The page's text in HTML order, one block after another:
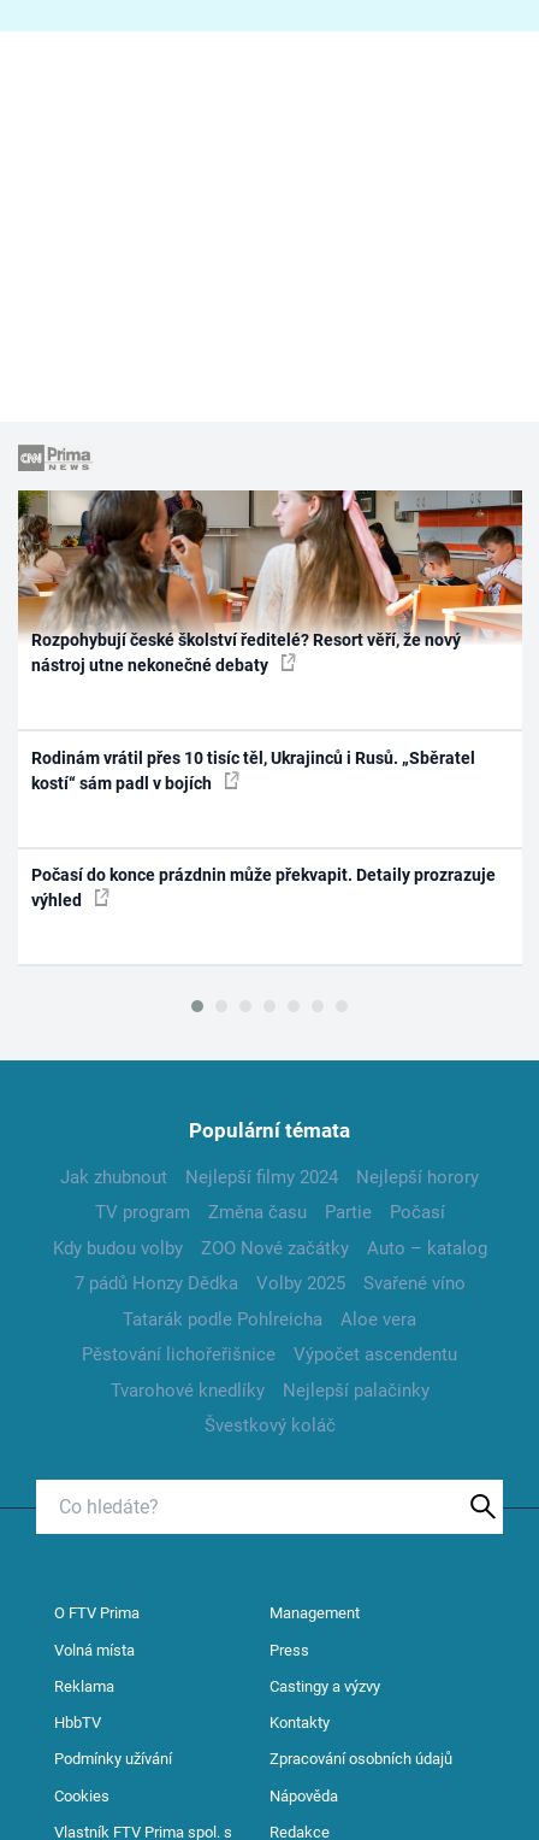
Rozpohybují české školství ředitelé? Resort věří, že nový
nástroj utne nekonečné debaty
Rodinám vrátil přes 10 tisíc těl, Ukrajinců i Rusů. „Sběratel
kostí“ sám padl v bojích
Počasí do konce prázdnin může překvapit. Detaily prozrazuje
výhled
Populární témata
Jak zhubnout Nejlepší filmy 2024
Nejlepší horory
TV program
Změna času Partie
Počasí
Kdy budou volby
ZOO Nové začátky
Auto – katalog
7 pádů Honzy Dědka
Volby 2025
Svařené víno
Tatarák podle Pohlreicha
Aloe vera
Pěstování lichořeřišnice
Výpočet ascendentu
Tvarohové knedlíky
Nejlepší palačinky
Švestkový koláč
O FTV Prima Management
Volná místa Press
Reklama Castingy a výzvy
HbbTV Kontakty
Podmínky užívání Zpracování osobních údajů
Cookies Nápověda
Vlastník FTV Prima spol. s Redakce